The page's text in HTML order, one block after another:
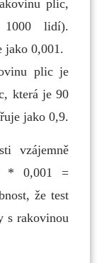
plic,
lidí).
jako 0,001.
plic je
která je 90
jako 0,9.
vzájemně
* 0,001 =
že test
s rakovinou